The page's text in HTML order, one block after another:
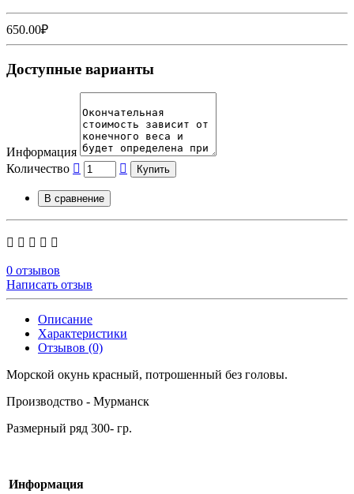
650.00₽
Доступные варианты
Информация
Количество
Купить
В сравнение
0 отзывов
Написать отзыв
Описание
Характеристики
Отзывов (0)
Морской окунь красный, потрошенный без головы.
Производство - Мурманск
Размерный ряд 300- гр.
Информация